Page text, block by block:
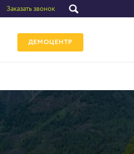
Заказать звонок
ДЕМОЦЕНТР